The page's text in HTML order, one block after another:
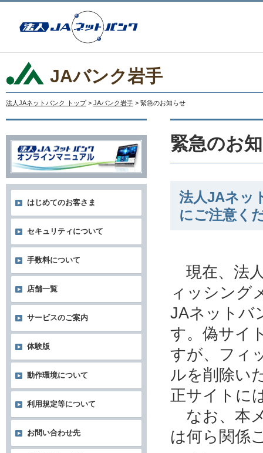
JAバンク岩手
法人JAネットバンク トップ > JAバンク岩手 > 緊急のお知らせ
緊急のお
法人JAネッ
にご注意く
現在、法
ィッシング
JAネットバ
す。偽サイ
すが、フィ
ルを削除い
正サイトに
なお、本
は何ら関係
はじめてのお客さま
セキュリティについて
手数料について
店舗一覧
サービスのご案内
体験版
動作環境について
利用規定等について
お問い合わせ先